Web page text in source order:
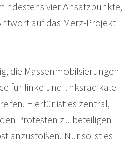
vier Ansatzpunkte,
auf das Merz-Projekt
die Massenmobilsierungen
für linke und linksradikale
Hierfür ist es zentral,
Protesten zu beteiligen
anzustoßen. Nur so ist es